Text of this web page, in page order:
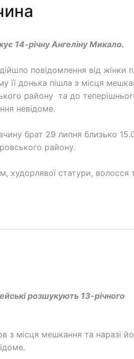
14-річну Ангеліну Микало.
повідомлення від жінки
її донька пішла з місця
району та до
невідоме.
брат 29 липня близько
району.
худорлявої статури, волосся
розшукують 13-річного
з місця мешкання та наразі